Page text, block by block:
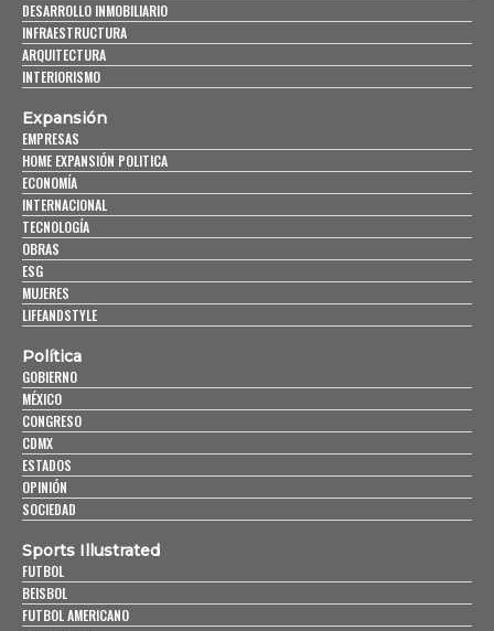
DESARROLLO INMOBILIARIO
INFRAESTRUCTURA
ARQUITECTURA
INTERIORISMO
Expansión
EMPRESAS
HOME EXPANSIÓN POLITICA
ECONOMÍA
INTERNACIONAL
TECNOLOGÍA
OBRAS
ESG
MUJERES
LIFEANDSTYLE
Política
GOBIERNO
MÉXICO
CONGRESO
CDMX
ESTADOS
OPINIÓN
SOCIEDAD
Sports Illustrated
FUTBOL
BEISBOL
FUTBOL AMERICANO